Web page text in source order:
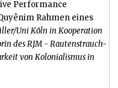
Performance
Rahmen eines
Uni Köln in Kooperation
des RJM - Rautenstrauch-
von Kolonialismus in